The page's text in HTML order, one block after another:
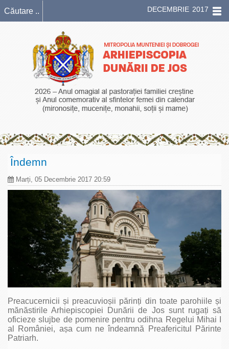
DECEMBRIE 2017
Îndemn
Marți, 05 Decembrie 2017 20:59
Preacucernicii și preacuvioșii părinți din toate parohiile și
mănăstirile Arhiepiscopiei Dunării de Jos sunt rugați să
oficieze slujbe de pomenire pentru odihna Regelui Mihai I
al României, așa cum ne îndeamnă Preafericitul Părinte
Patriarh.